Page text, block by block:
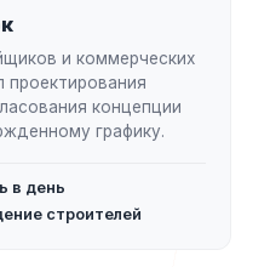
и коммерческих
проектирования
концепции
графику.
в день
строителей